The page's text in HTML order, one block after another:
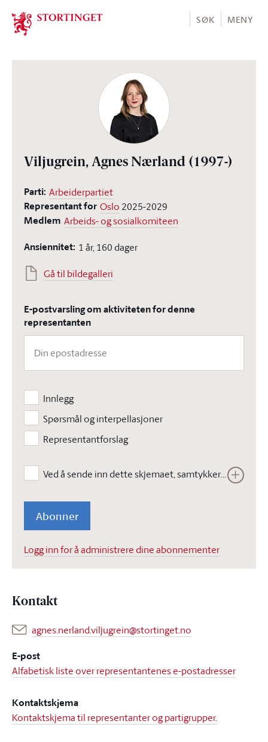
Stortinget.no
SØK MENY
Viljugrein, Agnes Nærland (1997-)
Parti: Arbeiderpartiet
Representant for Oslo 2025-2029
Medlem Arbeids- og sosialkomiteen
Ansiennitet: 1 år, 160 dager
Gå til bildegalleri
E-postvarsling om aktiviteten for denne
representanten
Innlegg
Spørsmål og interpellasjoner
Representantforslag
Ved å sende inn dette skjemaet, samtykker jeg i at Stortinget kan lagre opplysningene jeg har gitt i skjemaet. Opplysningene vil ikke bli brukt til annet enn å kunne gjennomføre den bestilte tjenesten. Les vår
Abonner
Logg inn for å administrere dine abonnementer
Kontakt
agnes.nerland.viljugrein@stortinget.no
E-post
Alfabetisk liste over representantenes e-postadresser
Kontaktskjema
Kontaktskjema til representanter og partigrupper.